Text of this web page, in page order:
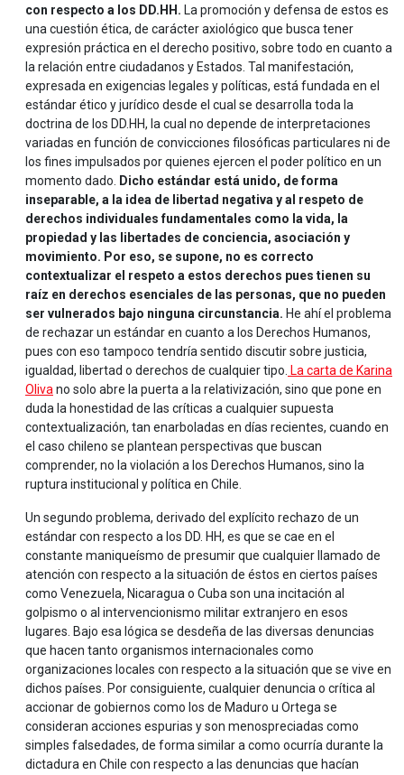
con respecto a los DD.HH. La promoción y defensa de estos es
una cuestión ética, de carácter axiológico que busca tener
expresión práctica en el derecho positivo, sobre todo en cuanto a
la relación entre ciudadanos y Estados. Tal manifestación,
expresada en exigencias legales y políticas, está fundada en el
estándar ético y jurídico desde el cual se desarrolla toda la
doctrina de los DD.HH, la cual no depende de interpretaciones
variadas en función de convicciones filosóficas particulares ni de
los fines impulsados por quienes ejercen el poder político en un
momento dado.
Dicho estándar está unido, de forma
inseparable, a la idea de libertad negativa y al respeto de
derechos individuales fundamentales como la vida, la
propiedad y las libertades de conciencia, asociación y
movimiento. Por eso, se supone, no es correcto
contextualizar el respeto a estos derechos pues tienen su
raíz en derechos esenciales de las personas, que no pueden
ser vulnerados bajo ninguna circunstancia. He ahí el problema
de rechazar un estándar en cuanto a los Derechos Humanos,
pues con eso tampoco tendría sentido discutir sobre justicia,
igualdad, libertad o derechos de cualquier tipo. La carta de Karina
Oliva no solo abre la puerta a la relativización, sino que pone en
duda la honestidad de las críticas a cualquier supuesta
contextualización, tan enarboladas en días recientes, cuando en
el caso chileno se plantean perspectivas que buscan
comprender, no la violación a los Derechos Humanos, sino la
ruptura institucional y política en Chile.
Un segundo problema, derivado del explícito rechazo de un
estándar con respecto a los DD. HH, es que se cae en el
constante maniqueísmo de presumir que cualquier llamado de
atención con respecto a la situación de éstos en ciertos países
como Venezuela, Nicaragua o Cuba son una incitación al
golpismo o al intervencionismo militar extranjero en esos
lugares. Bajo esa lógica se desdeña de las diversas denuncias
que hacen tanto organismos internacionales como
organizaciones locales con respecto a la situación que se vive en
dichos países. Por consiguiente, cualquier denuncia o crítica al
accionar de gobiernos como los de Maduro u Ortega se
consideran acciones espurias y son menospreciadas como
simples falsedades, de forma similar a como ocurría durante la
dictadura en Chile con respecto a las denuncias que hacían